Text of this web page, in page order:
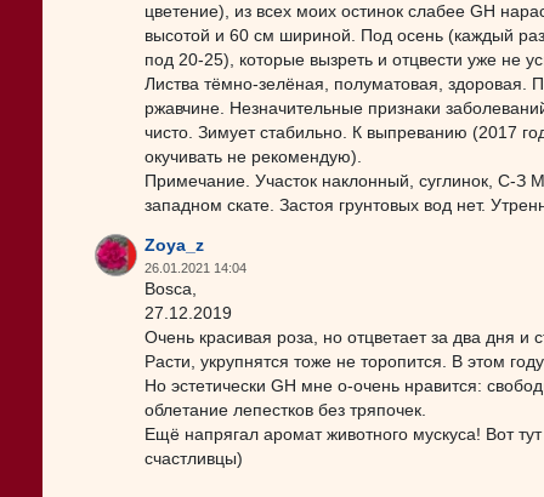
цветение), из всех моих остинок слабее GH
высотой и 60 см шириной. Под осень (каждый
под 20-25), которые вызреть и отцвести уже не
Листва тёмно-зелёная, полуматовая, здоровая.
ржавчине. Незначительные признаки
чисто. Зимует стабильно. К выпреванию (2017
окучивать не рекомендую).
Примечание. Участок наклонный, суглинок, С-З
западном скате. Застоя грунтовых вод нет.
Zoya_z
26.01.2021 14:04
Bosca,
27.12.2019
Очень красивая роза, но отцветает за два дня и
Расти, укрупнятся тоже не торопится. В этом
Но эстетически GH мне о-очень нравится:
облетание лепестков без тряпочек.
Ещё напрягал аромат животного мускуса! Вот
счастливцы)